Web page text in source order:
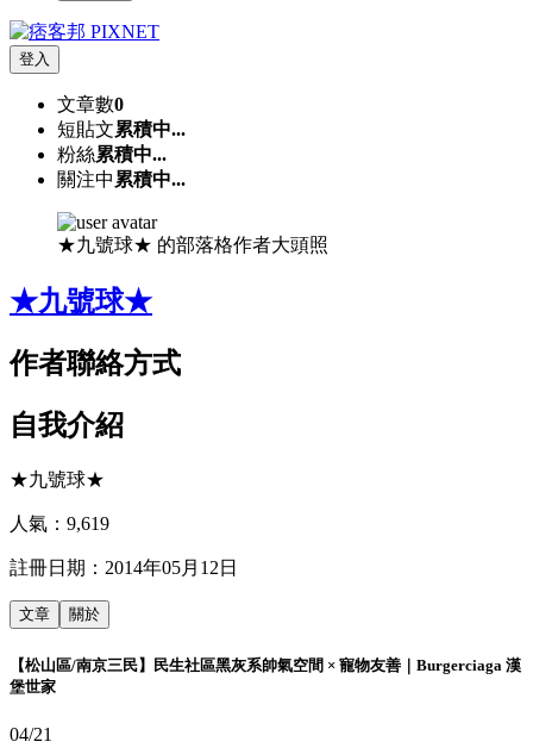
登入
文章數0
短貼文累積中...
粉絲累積中...
關注中 累積中...
★九號球★ 的部落格作者大頭照
★九號球★
作者聯絡方式
自我介紹
★九號球★
人氣： 9,619
註冊日期： 2014年05月12日
文章 關於
【松山區/南京三民】民生社區黑灰系帥氣空間 × 寵物友善｜Burgerciaga 漢
堡世家
04/21